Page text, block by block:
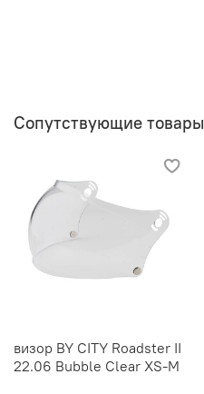
Сопутствующие товары
визор BY CITY Roadster II
22.06 Bubble Clear XS-M